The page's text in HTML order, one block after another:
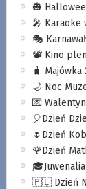
🎃
🎤 Karaoke
🎭
📽️ Kino
🧳 Majówka
🌙 Noc
💌
🎈Dzień
🌷Dzień
🌹Dzień
🇵🇱 Dzień